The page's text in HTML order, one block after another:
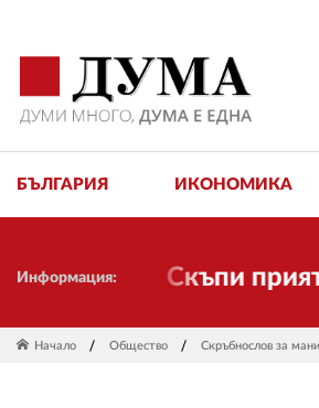
БЪЛГАРИЯ ИКОНОМИКА
Информация:Скъпи приятели!
Начало Общество Скръбнослов за